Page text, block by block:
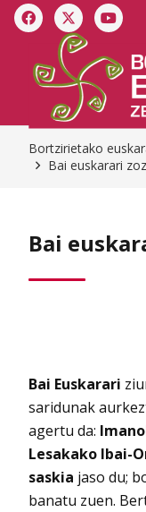
Bortzirietako
Bai euskarari
Bai
Bai Euskarari
saridunak
agertu da:
Lesakako Ibai-
saskia jaso du;
banatu zuen.